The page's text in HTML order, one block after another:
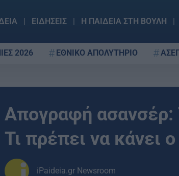
ΕΙΔΗΣΕΙΣ Η ΠΑΙΔΕΙΑ ΣΤΗ ΒΟΥΛΗ
2026 ΕΘΝΙΚΟ ΑΠΟΛΥΤΗΡΙΟ
Απογραφή ασανσέρ:
Τι πρέπει να κάνει
iPaideia.gr Newsroom